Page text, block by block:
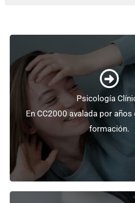
Psicología
En CC2000 avalada por años
formación.
Psicología
Para adultos,
+ Información